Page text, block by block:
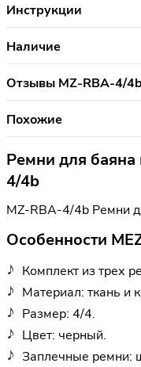
Инструкции
Наличие
Отзывы MZ-RBA-4/4b
Похожие
Ремни для баяна
4/4b
MZ-RBA-4/4b Ремни
Особенности
Комплект из трех
Материал: ткань и
Размер: 4/4.
Цвет: черный.
Заплечные ремни: